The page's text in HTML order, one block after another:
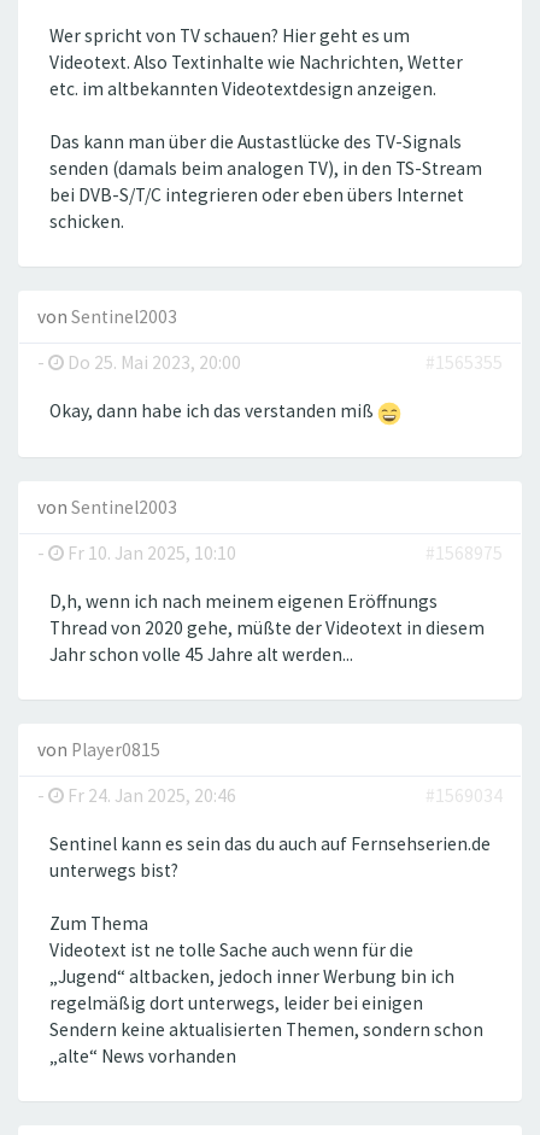
Wer spricht von TV schauen? Hier geht es um
Videotext. Also Textinhalte wie Nachrichten, Wetter
etc. im altbekannten Videotextdesign anzeigen.
Das kann man über die Austastlücke des TV-Signals
senden (damals beim analogen TV), in den TS-Stream
bei DVB-S/T/C integrieren oder eben übers Internet
schicken.
von Sentinel2003
-
Do 25. Mai 2023, 20:00 #1565355
Okay, dann habe ich das verstanden miß
von Sentinel2003
-
Fr 10. Jan 2025, 10:10 #1568975
D,h, wenn ich nach meinem eigenen Eröffnungs
Thread von 2020 gehe, müßte der Videotext in diesem
Jahr schon volle 45 Jahre alt werden...
von Player0815
-
Fr 24. Jan 2025, 20:46 #1569034
Sentinel kann es sein das du auch auf Fernsehserien.de
unterwegs bist?
Zum Thema
Videotext ist ne tolle Sache auch wenn für die
„Jugend“ altbacken, jedoch inner Werbung bin ich
regelmäßig dort unterwegs, leider bei einigen
Sendern keine aktualisierten Themen, sondern schon
„alte“ News vorhanden